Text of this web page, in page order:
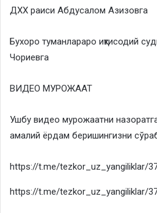
ДХХ раиси Абдусалом Азизовга
Бухоро туманлараро иқтисодий
Чориевга
ВИДЕО МУРОЖААТ
Ушбу видео мурожаатни
амалий ёрдам беришингизни
https://t.me/tezkor_uz_yangiliklar/
https://t.me/tezkor_uz_yangiliklar/